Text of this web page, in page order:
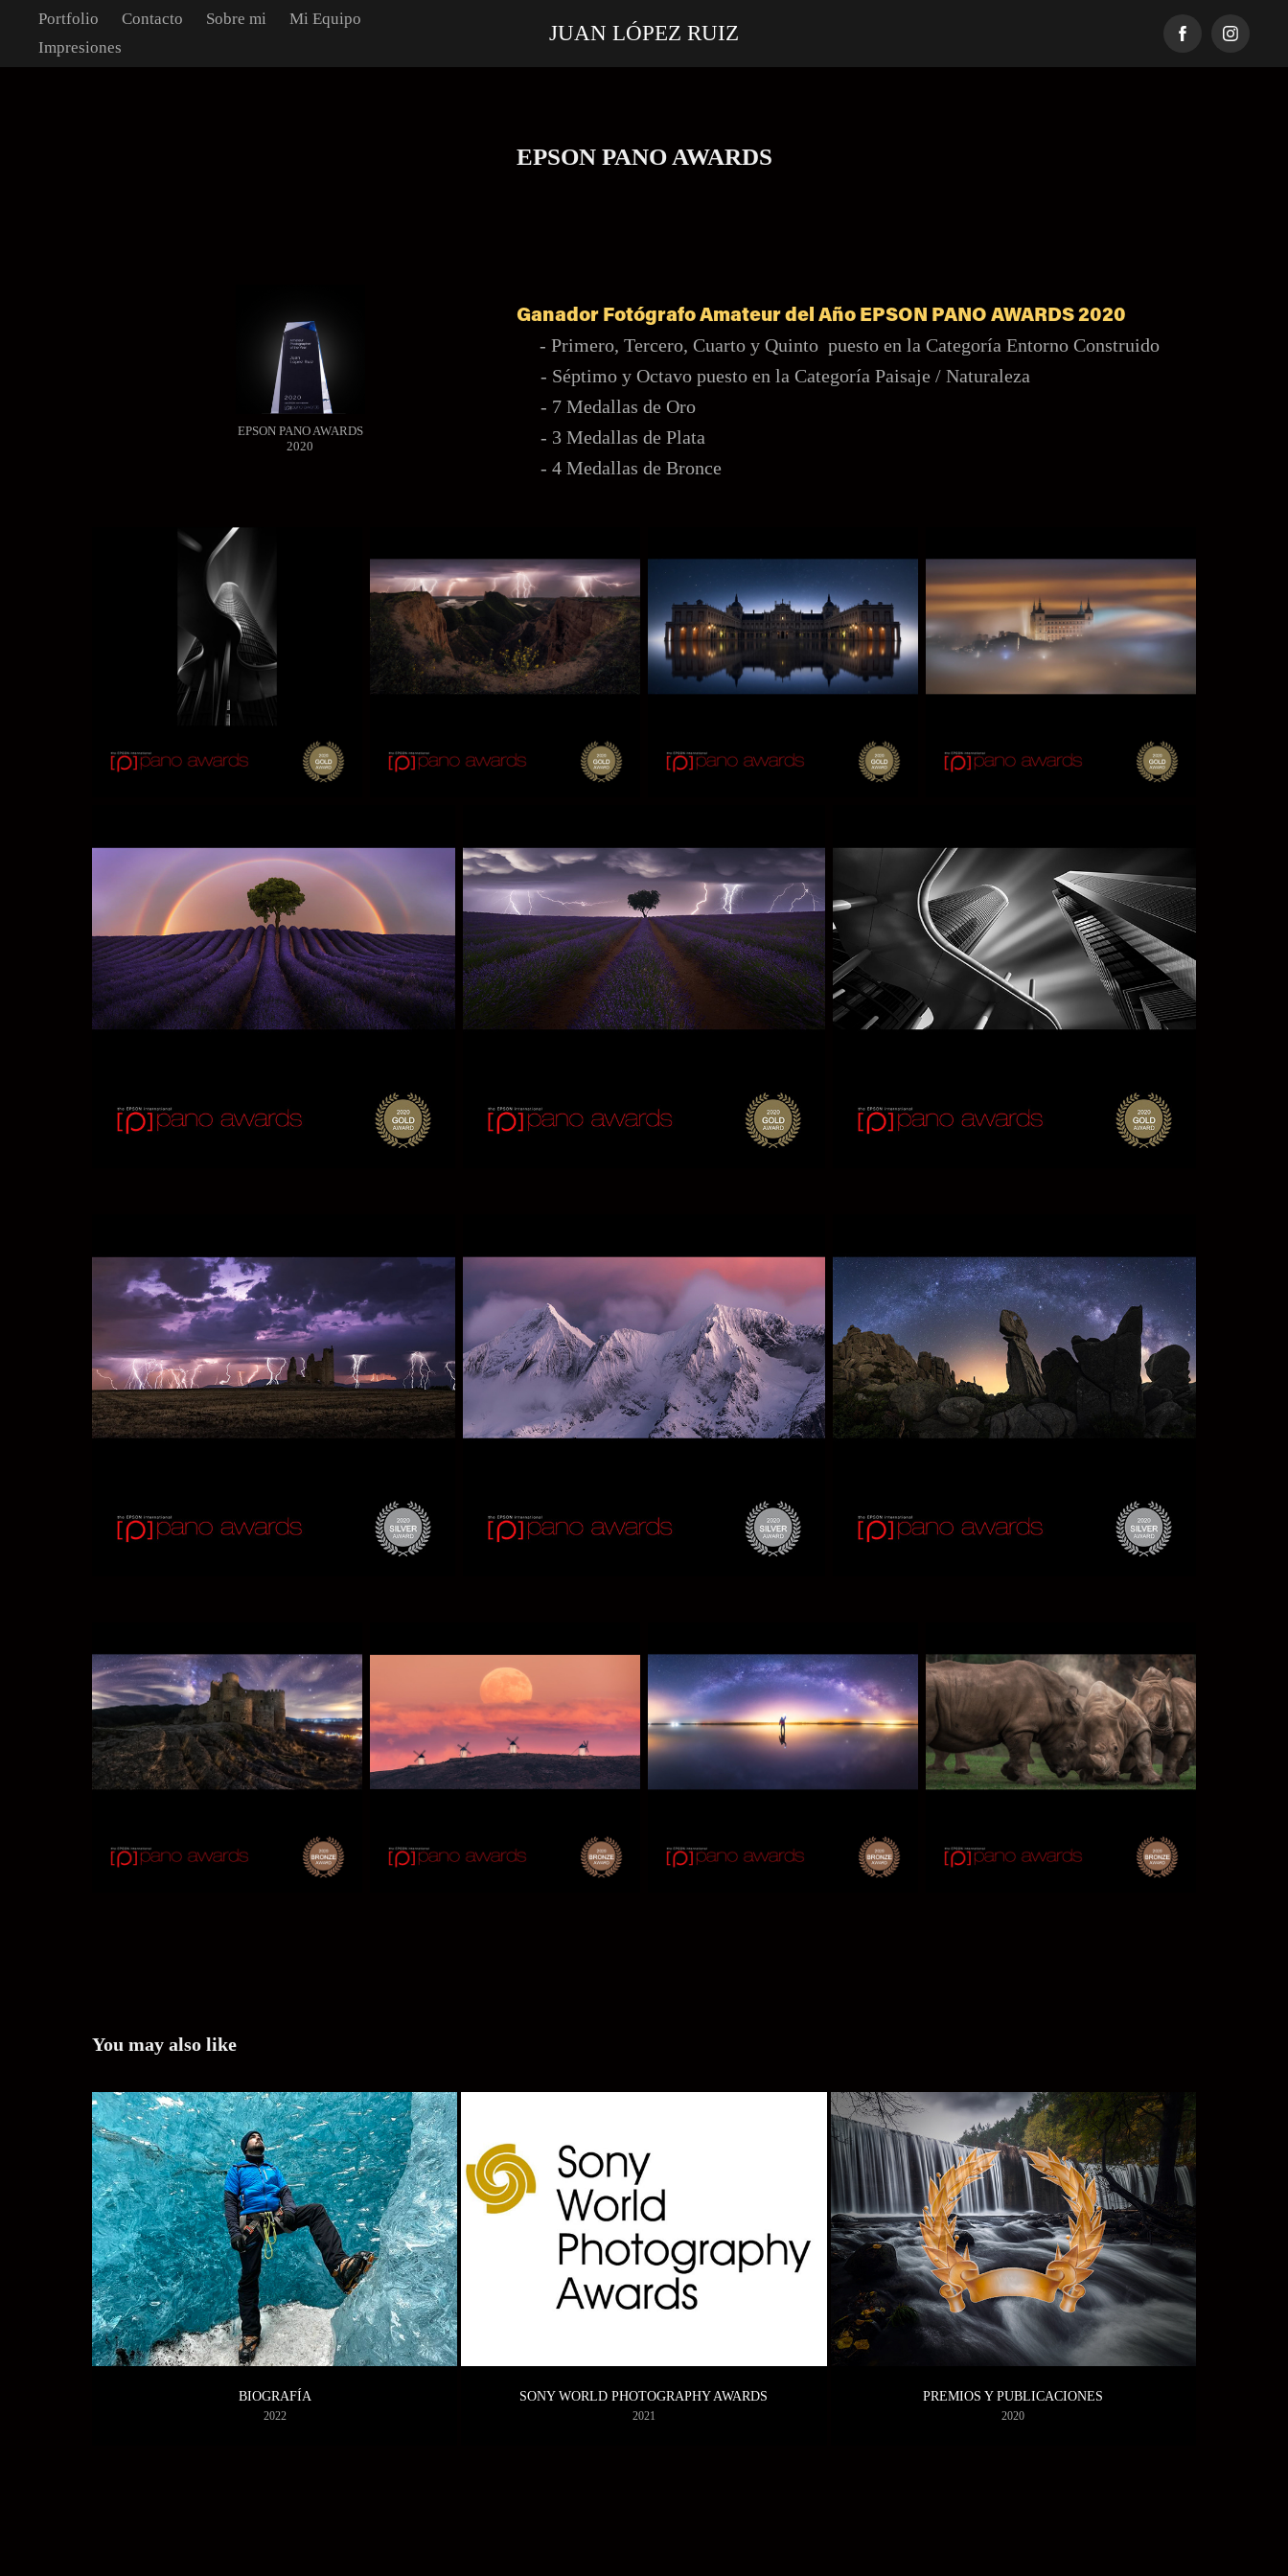
Portfolio Contacto Sobre mi
Mi Equipo
Impresiones
JUAN LÓPEZ RUIZ
EPSON PANO AWARDS
EPSON PANO AWARDS
2020
Ganador Fotógrafo Amateur del Año EPSON PANO AWARDS 2020
- Primero, Tercero, Cuarto y Quinto puesto en la Categoría Entorno Construido
- Séptimo y Octavo puesto en la Categoría Paisaje / Naturaleza
- 7 Medallas de Oro
- 3 Medallas de Plata
- 4 Medallas de Bronce
You may also like
BIOGRAFÍA
2022
SONY WORLD PHOTOGRAPHY AWARDS
2021
PREMIOS Y PUBLICACIONES
2020